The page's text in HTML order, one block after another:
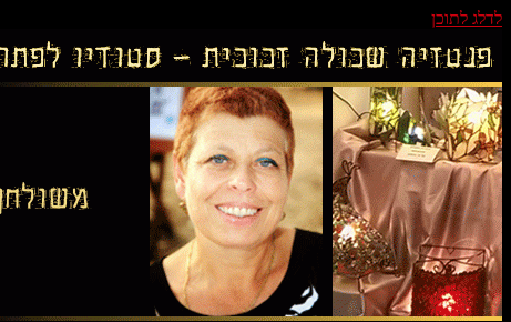
לדלג לתוכן
פנטזיה – פתרונות תאורה וסטודיו
גופי תאורה אומנותיים בעבודת יד, ויטראזים